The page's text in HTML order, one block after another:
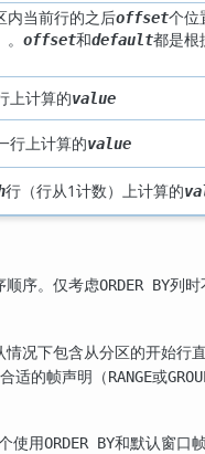
内当前行的之后offset个位
offset和default都是根
上计算的value
行上计算的value
行（行从1计数）上计算的
顺序。仅考虑ORDER BY列时
情况下包含从分区的开始行
适的帧声明（RANGE或
使用ORDER BY和默认窗口